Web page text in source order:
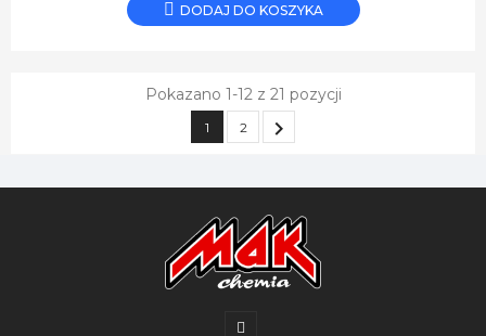
DODAJ DO KOSZYKA
Pokazano 1-12 z 21 pozycji
1 2 